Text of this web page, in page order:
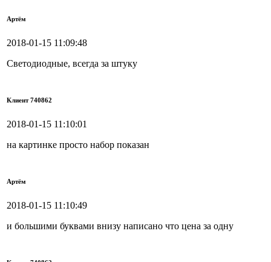
Артём
2018-01-15 11:09:48
Светодиодные, всегда за штуку
Клиент 740862
2018-01-15 11:10:01
на картинке просто набор показан
Артём
2018-01-15 11:10:49
и большими буквами внизу написано что цена за одну